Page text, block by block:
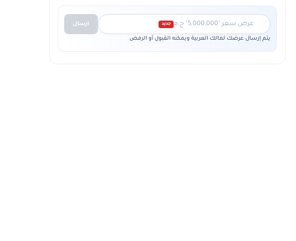
عرض سعر "5,000,000" ج.م جديد ارسال
يتم إرسال عرضك لمالك العربية ويمكنه القبول أو الرفض